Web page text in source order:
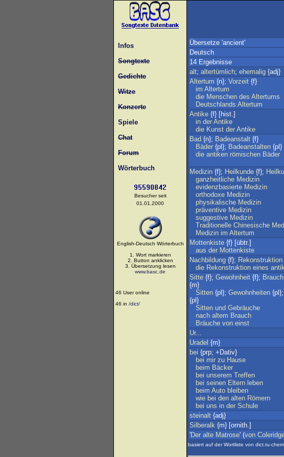
Infos
Songtexte
Gedichte
Witze
Konzerte
Spiele
Chat
Forum
Wörterbuch
Besucher seit
01.01.2000
English-Deutsch Wörterbuch
1. Wort markieren
2. Button anklicken
3. Übersetzung lesen
www.basc.de
46 User online
46 in /dict/
Übersetze 'ancient'
Deutsch
14 Ergebnisse
alt; altertümlich; ehemalig {adj}
Altertum {n}; Vorzeit {f}
im Altertum
die Menschen des Altertums
Deutschlands Altertum
Antike {f} [hist.]
in der Antike
die Kunst der Antike
Bad {n}; Badeanstalt {f}
Bäder {pl}; Badeanstalten {pl}
die antiken römischen Bäder
Medizin {f}; Heilkunde {f};
ganzheitliche Medizin
evidenzbasierte Medizin
orthodoxe Medizin
physikalische Medizin
präventive Medizin
suggestive Medizin
Traditionelle Chinesische
Medizin im Altertum
Mottenkiste {f} [übtr.]
aus der Mottenkiste
Nachbildung {f}; Rekonstruktion
die Rekonstruktion eines
Sitte {f}; Gewohnheit {f}; Brauch
{m}
Sitten {pl}; Gewohnheiten {pl};
{pl}
Sitten und Gebräuche
nach altem Brauch
Bräuche von einst
Ur...
Uradel {m}
bei {prp; +Dativ}
bei mir zu Hause
beim Bäcker
bei unserem Treffen
bei seinen Eltern leben
beim Auto bleiben
wie bei den alten Römern
bei uns in der Schule
steinalt {adj}
Silberalk {m} [ornith.]
'Der alte Matrose' (von
basiert auf der Wortliste von dict.tu-